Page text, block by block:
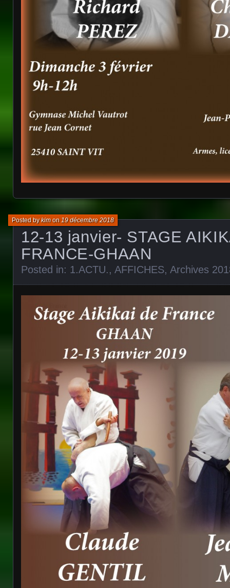
12-13 janvier- STAGE
FRANCE-GHAAN
Posted bykimon19 décembre 2018
Posted in: 1.ACTU., AFFICHES, Archives